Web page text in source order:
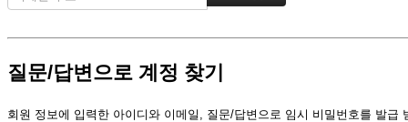
질문/답변으로 계정 찾기
회원 정보에 입력한 아이디와 이메일, 질문/답변으로 임시 비밀번호를 발급